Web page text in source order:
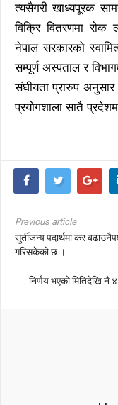
त्यसैगरी खाध्यपूरक
विक्रि वितरणमा रोक
नेपाल सरकारको
सम्पूर्ण अस्पताल र
संघीयता प्रारुप अनुसार
प्रयोगशाला सातै
Previous article
सुर्तीजन्य पदार्थमा कर
गरिसकेको छ ।
निर्णय भएको मितिदेखि नै